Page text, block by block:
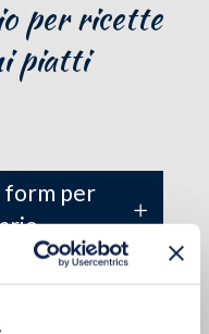
per ricette
piatti
form per